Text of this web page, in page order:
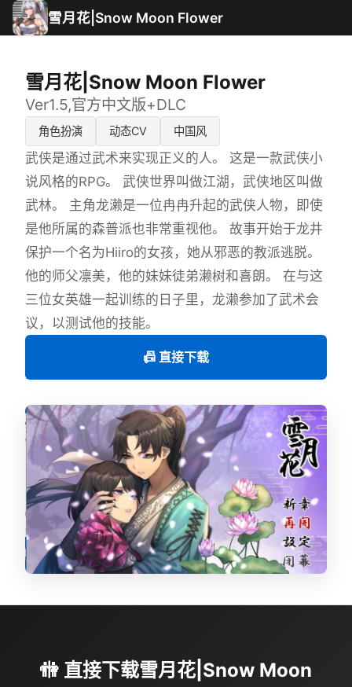
雪月花|Snow Moon Flower
雪月花|Snow Moon Flower
Ver1.5,官方中文版+DLC
角色扮演 动态CV 中国风
武侠是通过武术来实现正义的人。 这是一款武侠小
说风格的RPG。 武侠世界叫做江湖，武侠地区叫做
武林。 主角龙濑是一位冉冉升起的武侠人物，即使
是他所属的森普派也非常重视他。 故事开始于龙井
保护一个名为Hiiro的女孩，她从邪恶的教派逃脱。
他的师父凛美，他的妹妹徒弟濑树和喜朗。 在与这
三位女英雄一起训练的日子里，龙濑参加了武术会
议，以测试他的技能。
📠 直接下载
🚻 直接下载雪月花|Snow Moon